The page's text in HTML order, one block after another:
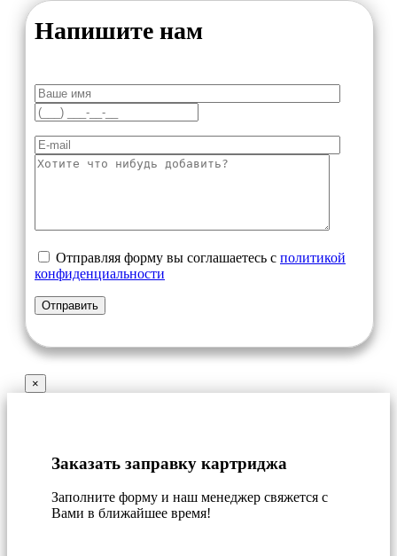
Напишите нам
Отправляя форму вы соглашаетесь с политикой
конфиденциальности
×
Заказать заправку картриджа
Заполните форму и наш менеджер свяжется с
Вами в ближайшее время!